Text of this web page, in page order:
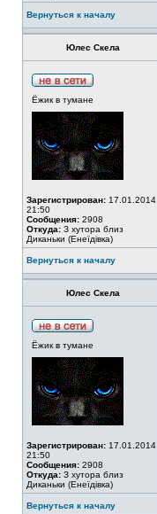
Вернуться к началу
Юлес Скела
Ёжик в тумане
Зарегистрирован: 17.01.2014
21:50
Сообщения: 2908
Откуда: З хутора близ
Диканьки (Енеїдівка)
Вернуться к началу
Юлес Скела
Ёжик в тумане
Зарегистрирован: 17.01.2014
21:50
Сообщения: 2908
Откуда: З хутора близ
Диканьки (Енеїдівка)
Вернуться к началу